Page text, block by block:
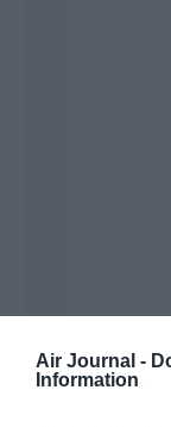
Air Journal -
Information